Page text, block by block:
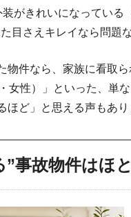
がきれいになってい
目さえキレイなら問題
物件なら、家族に看取
女性）」といった、単
ほど」と思える声もあり
”事故物件はほ